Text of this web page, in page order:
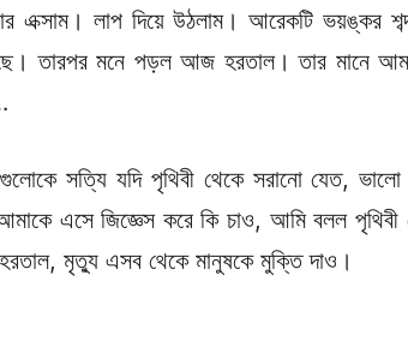
লাপ দিয়ে উঠলাম। আরেকটি ভয়ঙ্কর
তারপর মনে পড়ল আজ হরতাল। তার মানে
সত্যি যদি পৃথিবী থেকে সরানো যেত,
এসে জিজ্ঞেস করে কি চাও, আমি বলল পৃথিবী
হরতাল, মৃত্যু এসব থেকে মানুষকে মুক্তি দাও।